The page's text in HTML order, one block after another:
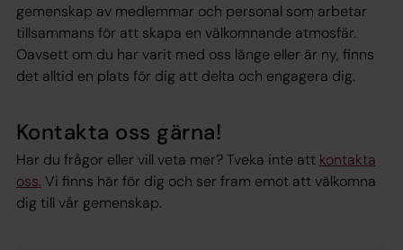
gemenskap av medlemmar och personal som arbetar
tillsammans för att skapa en välkomnande atmosfär.
Oavsett om du har varit med oss länge eller är ny, finns
det alltid en plats för dig att delta och engagera dig.
Kontakta oss gärna!
Har du frågor eller vill veta mer? Tveka inte att kontakta
oss. Vi finns här för dig och ser fram emot att välkomna
dig till vår gemenskap.